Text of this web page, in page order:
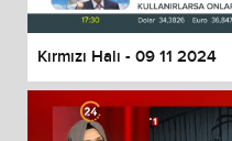
Kırmızı Halı - 09 11 2024